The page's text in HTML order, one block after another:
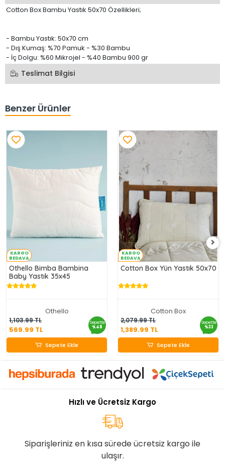
Cotton Box Bambu Yastık 50x70 Özellikleri;
- Bambu Yastık: 50x70 cm
- Dış Kumaş: %70 Pamuk - %30 Bambu
- İç Dolgu: %60 Mikrojel - %40 Bambu 900 gr
Teslimat Bilgisi
Benzer Ürünler
KARGO
BEDAVA
Othello Bimba Bambina
Baby Yastık 35x45
Othello
1,103.99 TL
569.99 TL
Sepette
%48
569.99 TL
Sepete Ekle
KARGO
BEDAVA
Cotton Box Yün Yastık 50x70
Cotton Box
2,079.99 TL
1,389.99 TL
Sepette
%33
1,389.99 TL
Sepete Ekle
Sepete Ekle
Hızlı ve Ücretsiz Kargo
Siparişleriniz en kısa sürede ücretsiz kargo ile
ulaşır.